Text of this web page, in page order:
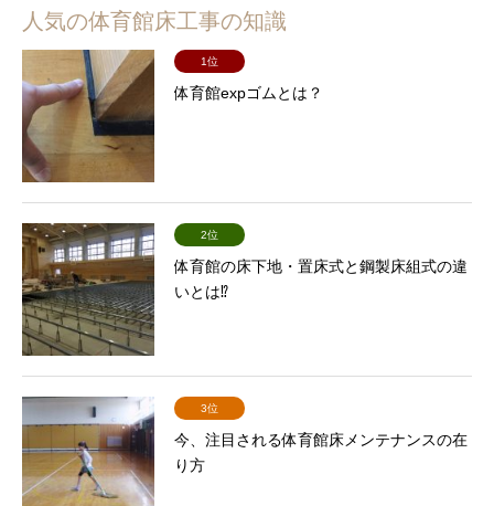
人気の体育館床工事の知識
1位
体育館expゴムとは？
2位
体育館の床下地・置床式と鋼製床組式の違
いとは⁉
3位
今、注目される体育館床メンテナンスの在
り方